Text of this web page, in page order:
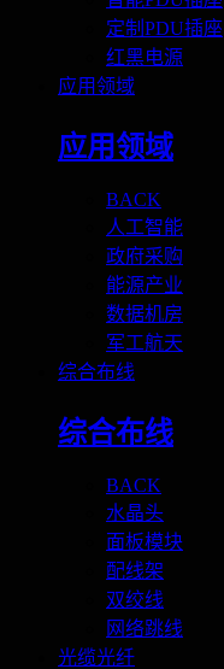
定制PDU插座
红黑电源
应用领域
应用领域
BACK
人工智能
政府采购
能源产业
数据机房
军工航天
综合布线
综合布线
BACK
水晶头
面板模块
配线架
双绞线
网络跳线
光缆光纤